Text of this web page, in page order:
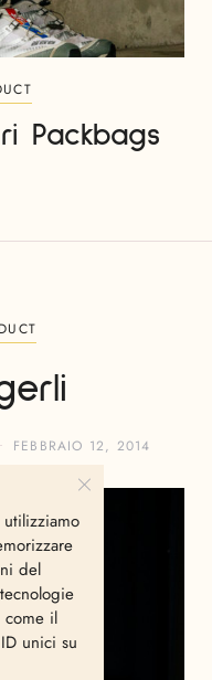
Packbags
FEBBRAIO 12, 2014
del
il
unici su